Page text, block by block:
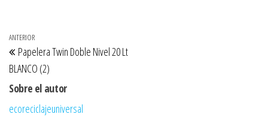
Navegación de entradas
Entrada anterior
ANTERIOR
Papelera Twin Doble Nivel 20 Lt
BLANCO (2)
Sobre el autor
ecoreciclajeuniversal